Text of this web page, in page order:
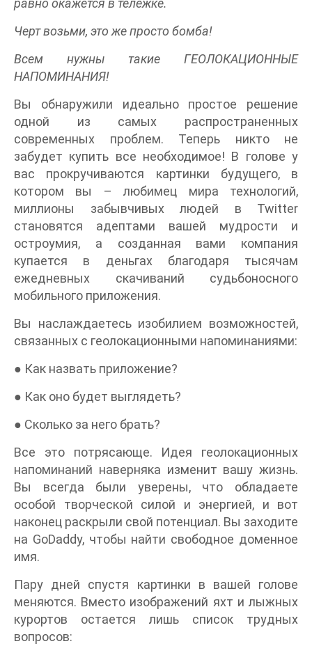
равно окажется в тележке.
Черт возьми, это же просто бомба!
Всем нужны такие ГЕОЛОКАЦИОННЫЕ
НАПОМИНАНИЯ!
Вы обнаружили идеально простое решение
одной из самых распространенных
современных проблем. Теперь никто не
забудет купить все необходимое! В голове у
вас прокручиваются картинки будущего, в
котором вы – любимец мира технологий,
миллионы забывчивых людей в Twitter
становятся адептами вашей мудрости и
остроумия, а созданная вами компания
купается в деньгах благодаря тысячам
ежедневных скачиваний судьбоносного
мобильного приложения.
Вы наслаждаетесь изобилием возможностей,
связанных с геолокационными напоминаниями:
● Как назвать приложение?
● Как оно будет выглядеть?
● Сколько за него брать?
Все это потрясающе. Идея геолокационных
напоминаний наверняка изменит вашу жизнь.
Вы всегда были уверены, что обладаете
особой творческой силой и энергией, и вот
наконец раскрыли свой потенциал. Вы заходите
на GoDaddy, чтобы найти свободное доменное
имя.
Пару дней спустя картинки в вашей голове
меняются. Вместо изображений яхт и лыжных
курортов остается лишь список трудных
вопросов: